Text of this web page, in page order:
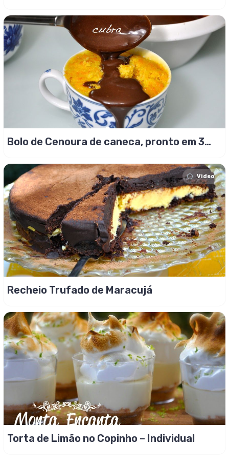
Bolo de Cenoura de caneca, pronto em 3
Video
Recheio Trufado de Maracujá
Torta de Limão no Copinho – Individual